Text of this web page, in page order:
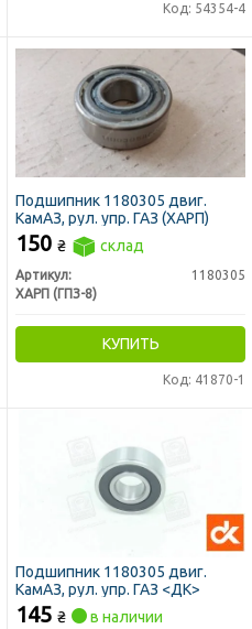
Код: 54354-4
Подшипник 1180305 двиг.
КамАЗ, рул. упр. ГАЗ (ХАРП)
150 ₴ склад
Артикул:
1180305
ХАРП (ГПЗ-8)
КУПИТЬ
Код: 41870-1
Подшипник 1180305 двиг.
КамАЗ, рул. упр. ГАЗ <ДК>
145 ₴ в наличии